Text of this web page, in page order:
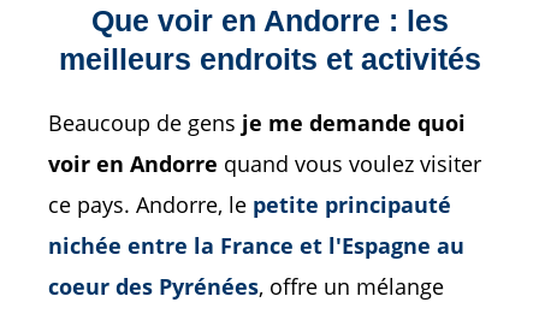
Que voir en Andorre : les
meilleurs endroits et activités
Beaucoup de gens je me demande quoi
voir en Andorre quand vous voulez visiter
ce pays. Andorre, le petite principauté
nichée entre la France et l'Espagne au
coeur des Pyrénées, offre un mélange